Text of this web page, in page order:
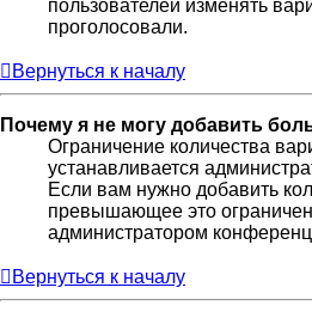
пользователей изменять
проголосовали.
Вернуться к началу
Почему я не могу добавить
Ограничение количества
устанавливается
Если вам нужно добавить
превышающее это
администратором
Вернуться к началу